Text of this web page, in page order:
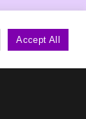
Accept All